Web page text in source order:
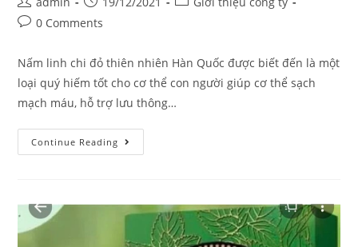
author:
published:
Post0 Comments
Nấm linh chi đỏ thiên nhiên Hàn Quốc được biết đến là một
loại quý hiếm tốt cho cơ thể con người giúp cơ thể sạch
mạch máu, hỗ trợ lưu thông…
Continue Reading
linh
thiên
nhiên